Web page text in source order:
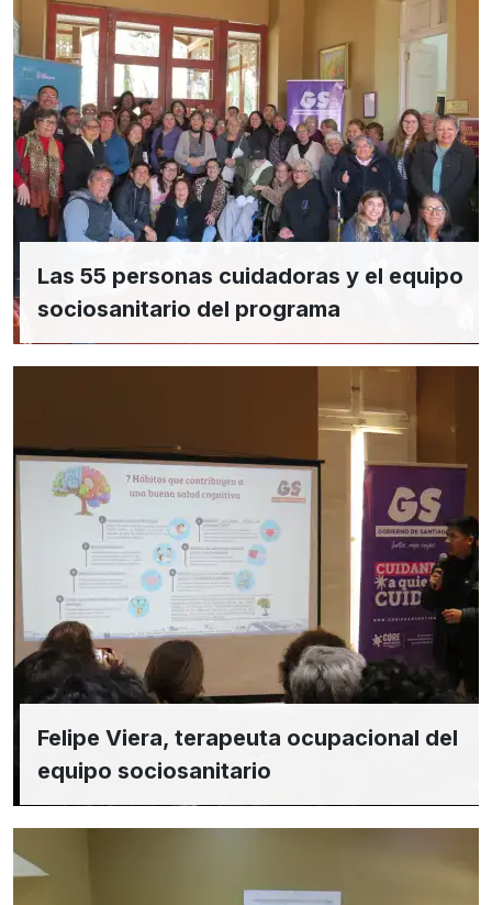
Las 55 personas cuidadoras y el equipo
sociosanitario del programa
Felipe Viera, terapeuta ocupacional del
equipo sociosanitario